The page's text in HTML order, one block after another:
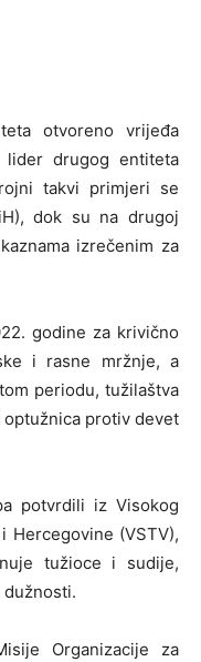
otvoreno vrijeđa
lider drugog entiteta
takvi primjeri se
dok su na drugoj
izrečenim za
godine za krivično
i rasne mržnje, a
periodu, tužilaštva
optužnica protiv devet
potvrdili iz Visokog
Hercegovine (VSTV),
tužioce i sudije,
Organizacije za